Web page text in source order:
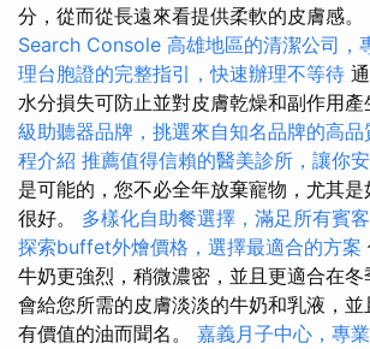
分，從而從長遠來看提供柔軟的皮膚感。
Search Console 高雄地區的清潔公司，
理台胞證的完整指引，快速辦理不等待
水分損失可防止並對皮膚乾燥和副作用產
級助聽器品牌，挑選來自知名品牌的高品
程介紹 推薦值得信賴的醫美診所，讓你
是可能的，您不必全年放棄寵物，尤其
很好。 多樣化自助餐選擇，滿足所有賓
探索buffet外燴價格，選擇最適合的方案
牛奶更強烈，稍微濃密，並且更適合在
會給您所需的皮膚淡淡的牛奶和乳液，
有價值的油而聞名。 嘉義月子中心，專